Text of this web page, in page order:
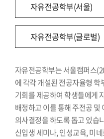
자유전공학부(서울)
자유전공학부(글로벌)
자유전공학부는 서울캠퍼스
에 각각 개설된 전공자율형
기회를 제공하여 학생들에게
배정하고 이를 통해 주전공
의사결정을 하도록 돕고 있습
신입생 세미나, 인성교육, 미